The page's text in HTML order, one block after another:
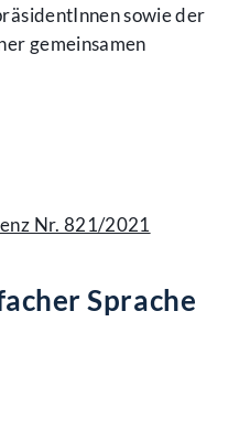
sowie der
gemeinsamen
Nr. 821/2021
Sprache